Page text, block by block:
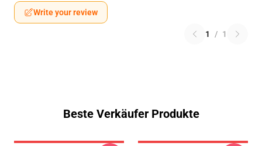
Write your review
1 / 1
Beste Verkäufer Produkte